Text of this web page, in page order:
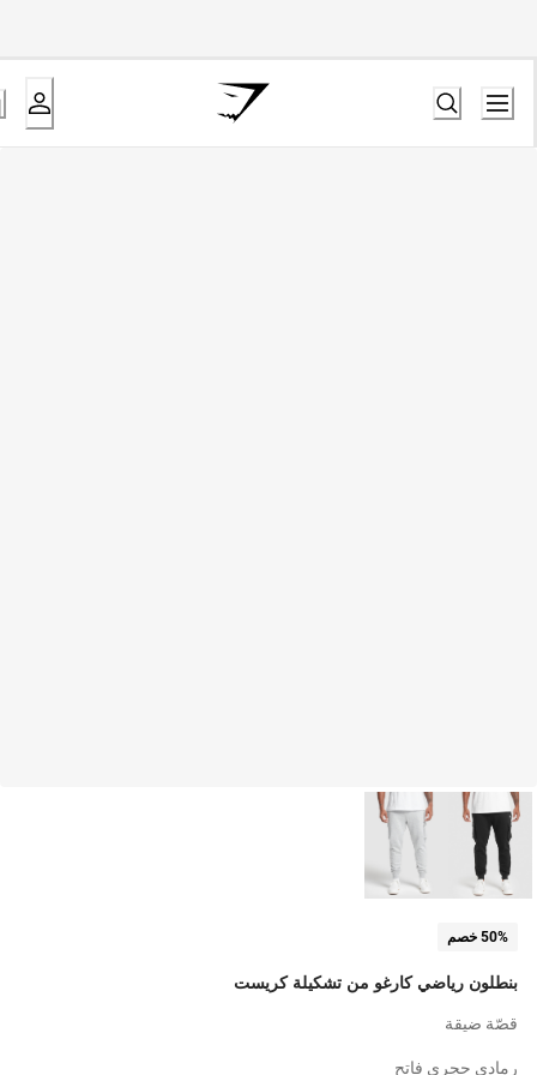
50% خصم
بنطلون رياضي كارغو من تشكيلة كريست
قصّة ضيقة
رمادي حجري فاتح